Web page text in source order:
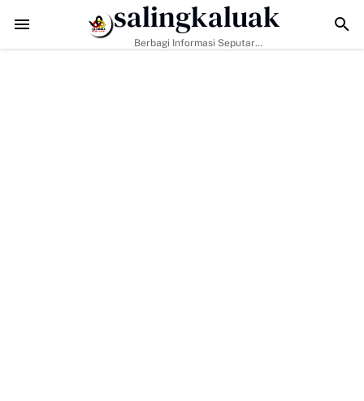
TMMD ke-129 Tak Hanya Bangun Jalan, Bekali Warga Buluh
salingkaluak
Berbagi Informasi Seputar